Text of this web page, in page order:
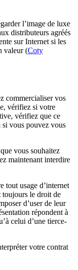
l’image de luxe
distributeurs agréés
sur Internet si les
valeur (Coty
commercialiser vos
vérifiez si votre
vérifiez que ce
si vous pouvez vous
vous souhaitez
maintenant interdire
tout usage d’internet
toujours le droit de
d’user de leur
répondent à
celui d’une tierce-
votre contrat